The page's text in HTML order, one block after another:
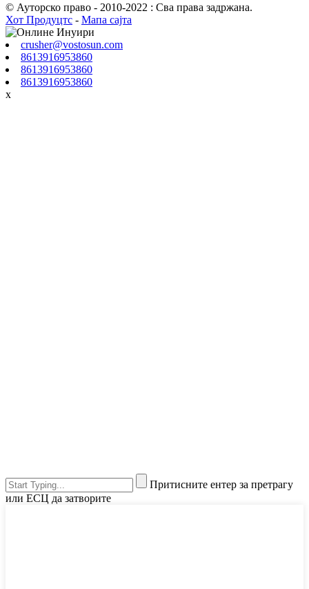
© Ауторско право - 2010-2022 : Сва права задржана.
Хот Продуцтс - Мапа сајта
crusher@vostosun.com
8613916953860
8613916953860
8613916953860
x
Притисните ентер за претрагу
или ЕСЦ да затворите